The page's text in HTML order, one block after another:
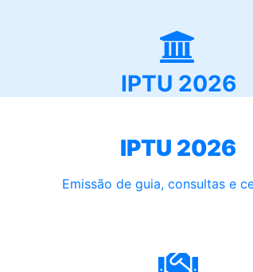
IPTU 2026
IPTU 2026
Emissão de guia, consultas e